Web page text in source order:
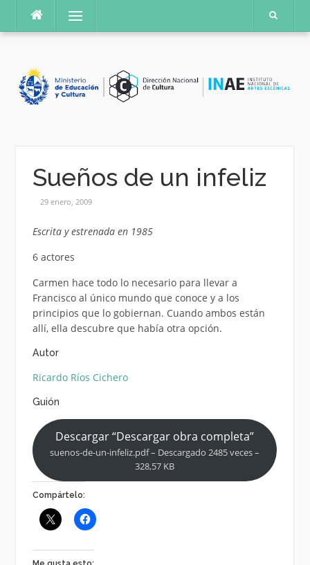
contenido
Menú
Sueños de un infeliz
29 enero, 2009
Escrita y estrenada en 1985
6 actores
Carmen hace todo lo necesario para llevar a
Francisco al único mundo que conoce y a los
principios que lo gobiernan. Cuando ambos están
allí, ella descubre que había otra opción.
Autor
Ricardo Ríos Cichero
Guión
Descargar “Descargar obra completa”
suenos-de-un-infeliz.pdf – Descargado 2485 veces –
328,57 KB
Compártelo: